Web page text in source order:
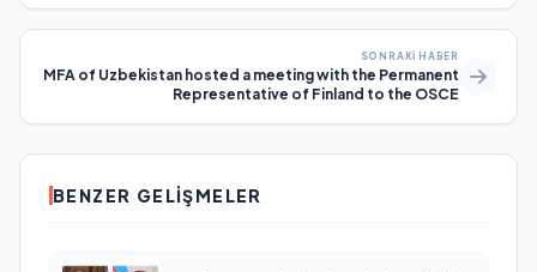
SONRAKI HABER
MFA of Uzbekistan hosted a meeting with the Permanent
Representative of Finland to the OSCE
BENZER GELIŞMELER